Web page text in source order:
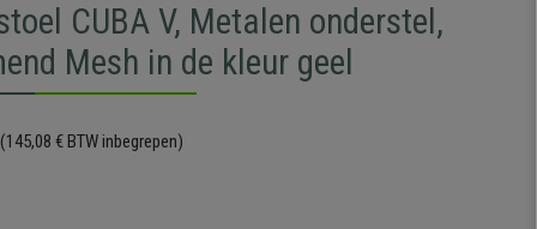
CUBA V, Metalen onderstel,
Mesh in de kleur geel
(145,08 € BTW inbegrepen)